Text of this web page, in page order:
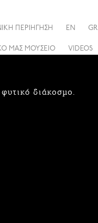
ΜΑΣ ΜΟΥΣΕΙΟ VIDEOS
ΠΕΡΙΗΓΗΣΗ EN GR
διάκοσμο.